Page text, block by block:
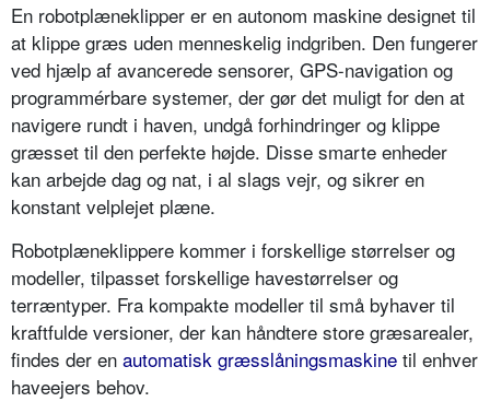
En robotplæneklipper er en autonom maskine designet til
at klippe græs uden menneskelig indgriben. Den fungerer
ved hjælp af avancerede sensorer, GPS-navigation og
programmérbare systemer, der gør det muligt for den at
navigere rundt i haven, undgå forhindringer og klippe
græsset til den perfekte højde. Disse smarte enheder
kan arbejde dag og nat, i al slags vejr, og sikrer en
konstant velplejet plæne.
Robotplæneklippere kommer i forskellige størrelser og
modeller, tilpasset forskellige havestørrelser og
terræntyper. Fra kompakte modeller til små byhaver til
kraftfulde versioner, der kan håndtere store græsarealer,
findes der en automatisk græsslåningsmaskine til enhver
haveejers behov.